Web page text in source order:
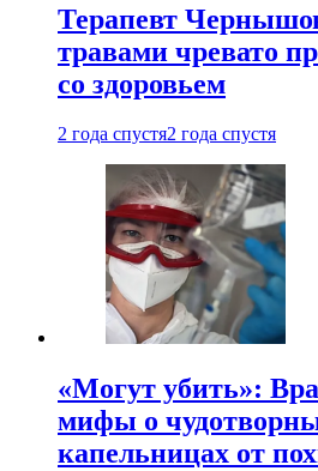
Терапевт
травами чревато
со здоровьем
2 года спустя2 года спустя
«Могут убить»:
мифы о
капельницах от